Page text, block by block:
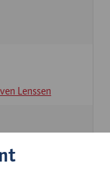
Lenssen